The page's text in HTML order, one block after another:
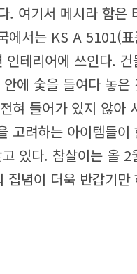
. 여기서 메시라 함
서는 KS A 5101(
테리어에 쓰인다.
에 숯을 들여다 놓
혀 들어가 있지 않아
고려하는 아이템들
있다. 참살이는 올
념이 더욱 반갑기만